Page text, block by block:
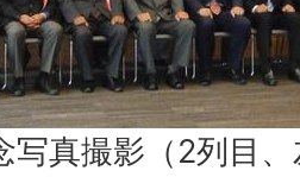
写真撮影（2列目